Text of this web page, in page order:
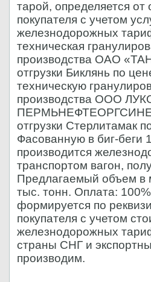
тарой, определяется от
покупателя с учетом
железнодорожных
техническая
производства ОАО
отгрузки Биклянь по
техническую
производства ООО
отгрузки Стерлитамак
Фасованную в биг-беги
производится
транспортом вагон,
Предлагаемый объем в
тыс. тонн. Оплата:
формируется по
покупателя с учетом
железнодорожных
страны СНГ и
производим.